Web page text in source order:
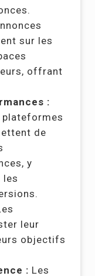
sur les
offrant
:
plateformes
de
y
les
leur
objectifs
: Les